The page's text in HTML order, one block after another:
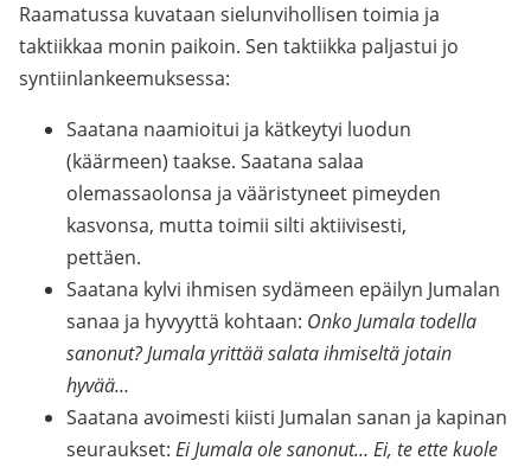
Raamatussa kuvataan sielunvihollisen toimia ja
taktiikkaa monin paikoin. Sen taktiikka paljastui jo
syntiinlankeemuksessa:
Saatana naamioitui ja kätkeytyi luodun
(käärmeen) taakse. Saatana salaa
olemassaolonsa ja vääristyneet pimeyden
kasvonsa, mutta toimii silti aktiivisesti,
pettäen.
Saatana kylvi ihmisen sydämeen epäilyn Jumalan
sanaa ja hyvyyttä kohtaan: Onko Jumala todella
sanonut? Jumala yrittää salata ihmiseltä jotain
hyvää…
Saatana avoimesti kiisti Jumalan sanan ja kapinan
seuraukset: Ei Jumala ole sanonut… Ei, te ette kuole